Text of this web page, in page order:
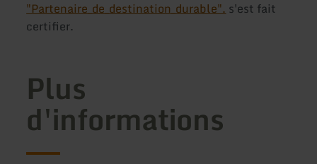
"Partenaire_de_destination_durable". s'est fait
certifier.
Plus
d'informations